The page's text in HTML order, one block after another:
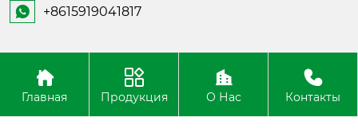
 +8615919041817
Copyright ©Foshan Shunde Fusheng Electronic
Technology
Главная Продукция О Нас Контакты